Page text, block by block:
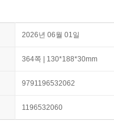
2026년 06월 01일
364쪽 | 130*188*30mm
9791196532062
1196532060